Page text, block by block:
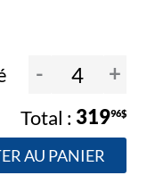
- +
31996$
AU PANIER